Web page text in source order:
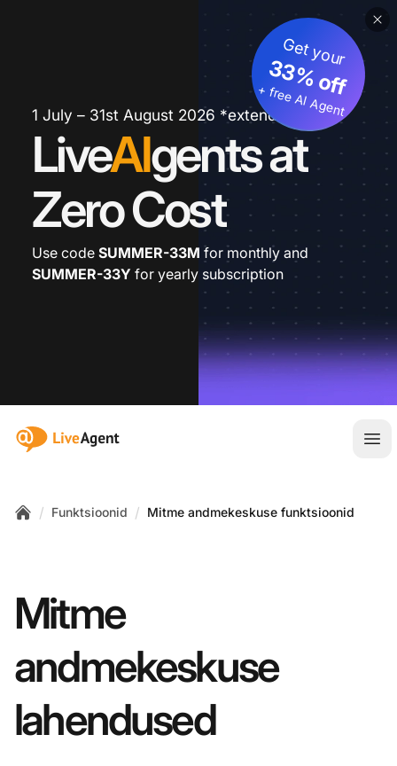
1 July – 31st August 2026 *extended
LiveAIgents at
Zero Cost
Get your
33% off
+ free AI Agent
Use code SUMMER-33M for monthly and
SUMMER-33Y for yearly subscription
:site.title
/ Funktsioonid / Mitme andmekeskuse funktsioonid
Mitme
andmekeskuse
lahendused